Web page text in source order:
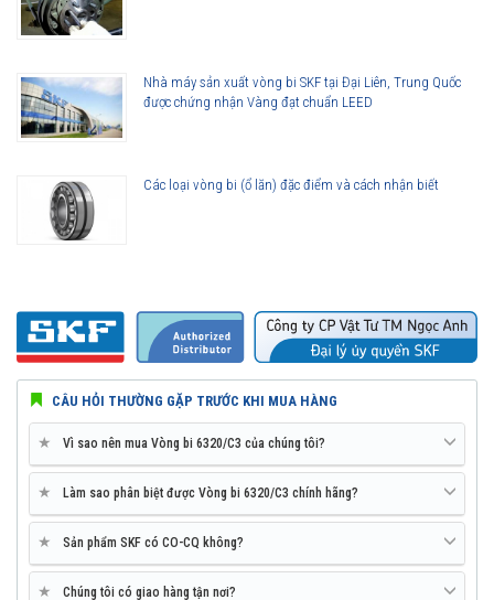
Vòng bi 6320/C3 được phân phối chính hãng
Hotline 24/7:
076 66 55 386 0961 633 389
0763 356
999
Nhà máy sản xuất vòng bi SKF tại Đại Liên, Trung Quốc
được chứng nhận Vàng đạt chuẩn LEED
Các loại vòng bi (ổ lăn) đặc điểm và cách nhận biết
CÂU HỎI THƯỜNG GẶP TRƯỚC KHI MUA HÀNG
★ Vì sao nên mua Vòng bi 6320/C3 của chúng tôi?
★ Làm sao phân biệt được Vòng bi 6320/C3 chính hãng?
★ Sản phẩm SKF có CO-CQ không?
★ Chúng tôi có giao hàng tận nơi?